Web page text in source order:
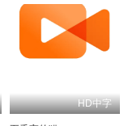
HD中字